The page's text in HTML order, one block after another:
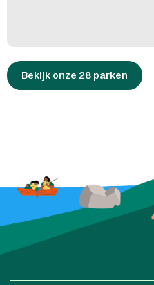
Bekijk onze 28 parken